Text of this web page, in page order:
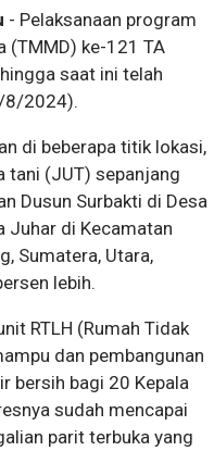
- Pelaksanaan program
(TMMD) ke-121 TA
saat ini telah
8/2024).
di beberapa titik lokasi,
tani (JUT) sepanjang
Dusun Surbakti di Desa
Juhar di Kecamatan
Sumatera, Utara,
lebih.
RTLH (Rumah Tidak
dan pembangunan
bersih bagi 20 Kepala
sudah mencapai
parit terbuka yang